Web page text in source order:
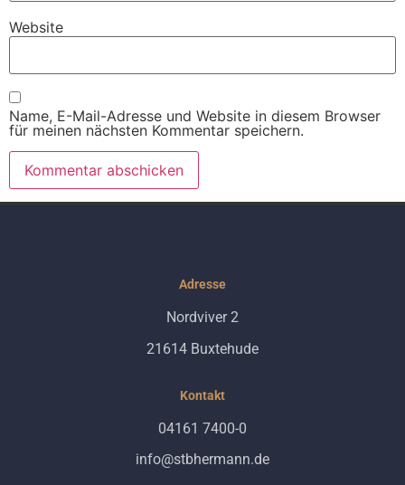
Website
Name, E-Mail-Adresse und Website in diesem Browser
für meinen nächsten Kommentar speichern.
Adresse
Nordviver 2
21614 Buxtehude
Kontakt
04161 7400-0
info@stbhermann.de